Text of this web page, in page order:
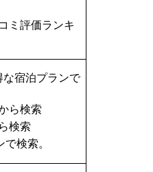
ミ評価ランキ
な宿泊プランで
ら検索
検索
検索。